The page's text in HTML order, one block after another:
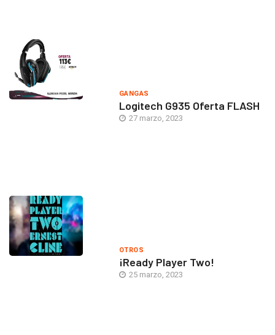
GANGAS
Logitech G935 Oferta FLASH
27 marzo, 2023
OTROS
¡Ready Player Two!
25 marzo, 2023